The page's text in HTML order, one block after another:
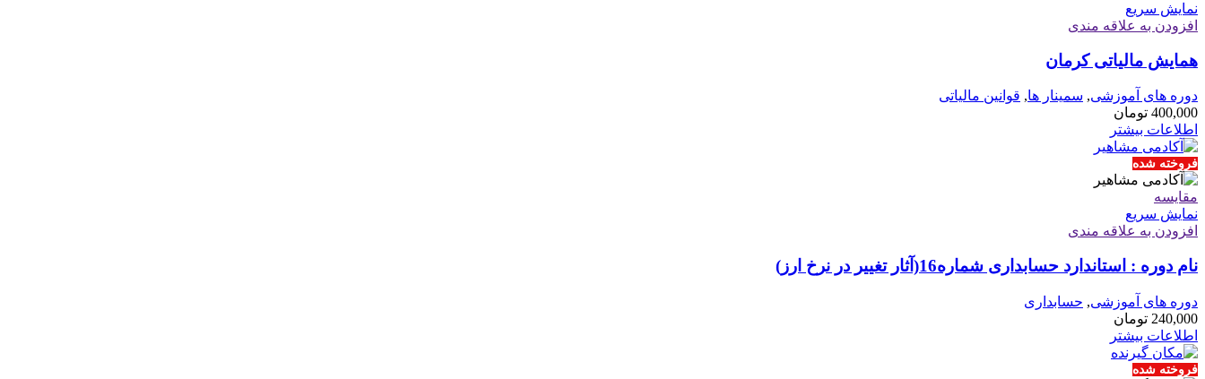
نمایش سریع
افزودن به علاقه مندی
همایش مالیاتی کرمان
دوره های آموزشی, سمینار ها, قوانین مالیاتی
400,000 تومان
اطلاعات بیشتر
فروخته شده
مقايسه
نمایش سریع
افزودن به علاقه مندی
نام دوره : استاندارد حسابداری شماره16(آثار تغییر در نرخ ارز)
دوره های آموزشی, حسابداری
240,000 تومان
اطلاعات بیشتر
فروخته شده